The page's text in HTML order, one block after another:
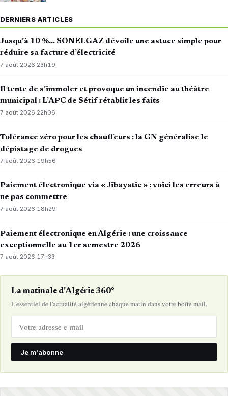
DERNIERS ARTICLES
Jusqu’à 10 %… SONELGAZ dévoile une astuce simple pour
réduire sa facture d’électricité
7 août 2026·23h19
Il tente de s’immoler et provoque un incendie au théâtre
municipal : L’APC de Sétif rétablit les faits
7 août 2026·22h06
Tolérance zéro pour les chauffeurs : la GN généralise le
dépistage de drogues
7 août 2026· 19h56
Paiement électronique via « Jibayatic » : voici les erreurs à
ne pas commettre
7 août 2026·18h29
Paiement électronique en Algérie : une croissance
exceptionnelle au 1er semestre 2026
7 août 2026·17h33
La matinale d'Algérie 360°
L'essentiel de l'actualité algérienne chaque matin dans votre boîte mail.
Je m'abonne